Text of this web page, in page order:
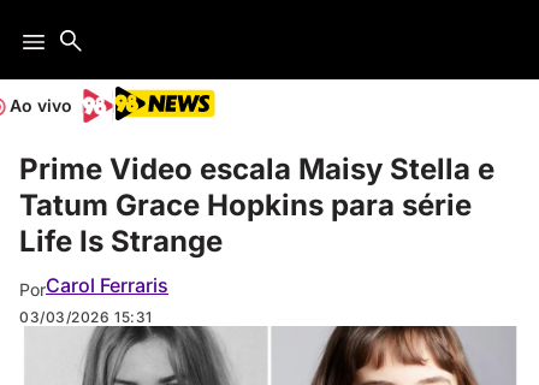
Ao vivo
Prime Video escala Maisy Stella e
Tatum Grace Hopkins para série
Life Is Strange
PorCarol Ferraris
03/03/2026 15:31